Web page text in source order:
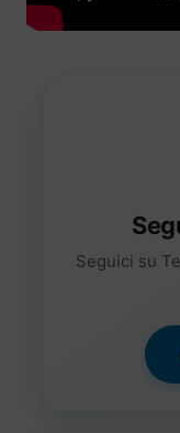
Seguici su